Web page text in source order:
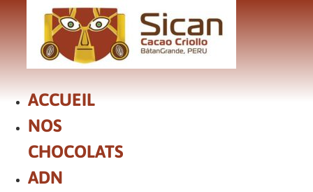
contenu
ACCUEIL
NOS
CHOCOLATS
ADN